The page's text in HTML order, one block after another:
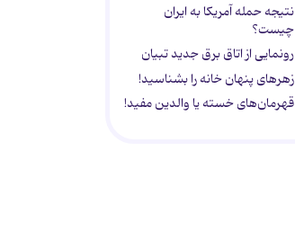
نتیجه حمله آمریکا به ایران
چیست؟
رونمایی از اتاق برق جدید تبیان
زهرهای پنهان خانه را بشناسید!
قهرمان‌های خسته یا والدین مفید!